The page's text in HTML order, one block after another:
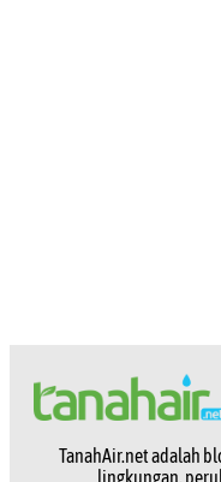
TanahAir.net adalah